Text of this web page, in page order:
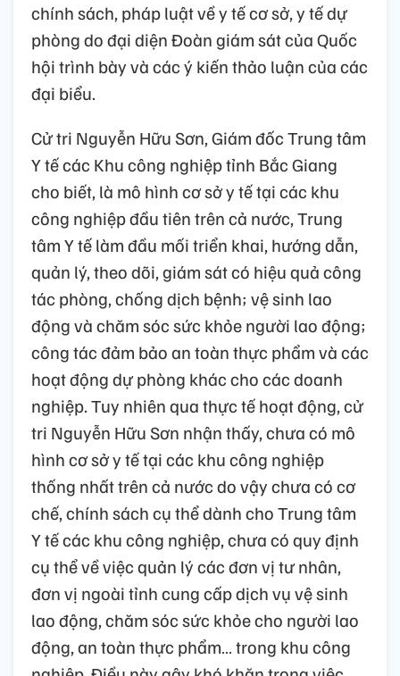
chính sách, pháp luật về y tế cơ sở, y tế dự
phòng do đại diện Đoàn giám sát của Quốc
hội trình bày và các ý kiến thảo luận của các
đại biểu.
Cử tri Nguyễn Hữu Sơn, Giám đốc Trung tâm
Y tế các Khu công nghiệp tỉnh Bắc Giang
cho biết, là mô hình cơ sở y tế tại các khu
công nghiệp đầu tiên trên cả nước, Trung
tâm Y tế làm đầu mối triển khai, hướng dẫn,
quản lý, theo dõi, giám sát có hiệu quả công
tác phòng, chống dịch bệnh; vệ sinh lao
động và chăm sóc sức khỏe người lao động;
công tác đảm bảo an toàn thực phẩm và các
hoạt động dự phòng khác cho các doanh
nghiệp. Tuy nhiên qua thực tế hoạt động, cử
tri Nguyễn Hữu Sơn nhận thấy, chưa có mô
hình cơ sở y tế tại các khu công nghiệp
thống nhất trên cả nước do vậy chưa có cơ
chế, chính sách cụ thể dành cho Trung tâm
Y tế các khu công nghiệp, chưa có quy định
cụ thể về việc quản lý các đơn vị tư nhân,
đơn vị ngoài tỉnh cung cấp dịch vụ vệ sinh
lao động, chăm sóc sức khỏe cho người lao
động, an toàn thực phẩm… trong khu công